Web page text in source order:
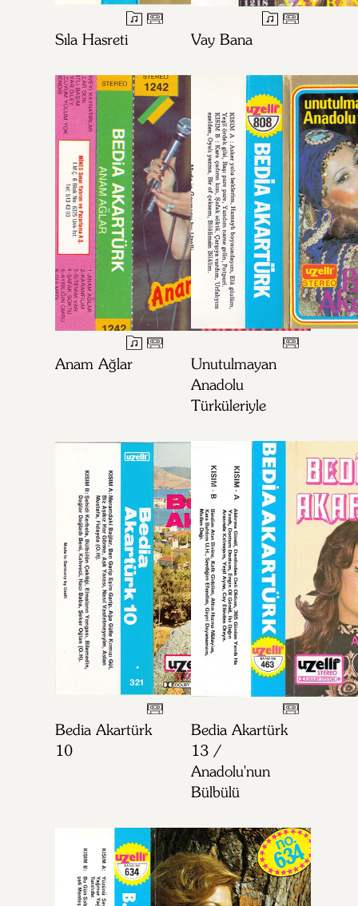
Sıla Hasreti Vay Bana
Anam Ağlar
Unutulmayan
Anadolu
Türküleriyle
Bedia Akartürk
10
Bedia Akartürk
13 /
Anadolu'nun
Bülbülü